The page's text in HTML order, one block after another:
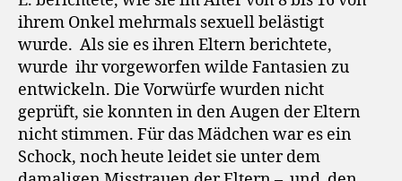
ihrem Onkel mehrmals sexuell belästigt
wurde. Als sie es ihren Eltern berichtete,
wurde ihr vorgeworfen wilde Fantasien zu
entwickeln. Die Vorwürfe wurden nicht
geprüft, sie konnten in den Augen der Eltern
nicht stimmen. Für das Mädchen war es ein
Schock, noch heute leidet sie unter dem